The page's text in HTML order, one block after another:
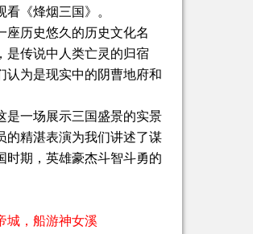
《烽烟三国》。
座历史悠久的历史文化名
是传说中人类亡灵的归宿
认为是现实中的阴曹地府和
是一场展示三国盛景的实景
的精湛表演为我们讲述了谋
时期，英雄豪杰斗智斗勇的
城，船游神女溪